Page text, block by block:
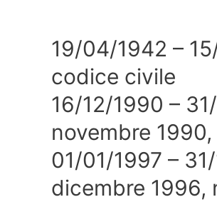
19/04/1942 –
codice civile
16/12/1990 –
novembre
01/01/1997 –
dicembre 1996,